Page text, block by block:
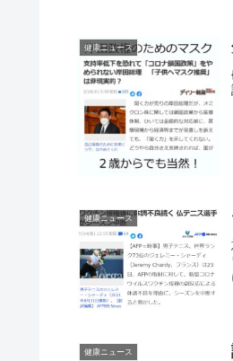
健康ニュース
健康ニュース
健康ニュース